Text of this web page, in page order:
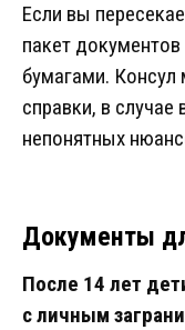
Если вы
пакет
бумагами. Консул
справки, в
непонятных
Документы
После 14 лет
с личным